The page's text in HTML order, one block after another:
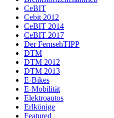
CeBIT
Cebit 2012
CeBIT 2014
CeBIT 2017
Der FernsehTIPP
DTM
DTM 2012
DTM 2013
E-Bikes
E-Mobilität
Elektroautos
Erlkönige
Featured